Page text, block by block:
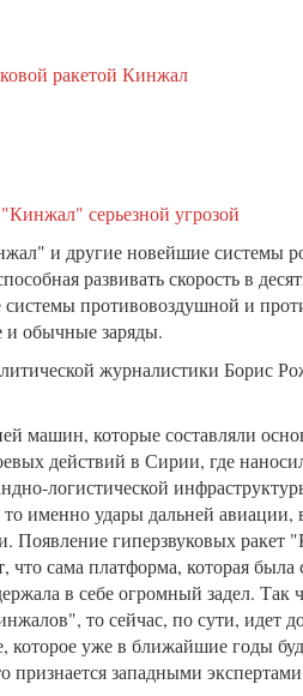
серьезной угрозой
и другие новейшие системы
развивать скорость в
противовоздушной и
и обычные заряды.
журналистики Борис
машин, которые составляли
действий в Сирии, где
логистической
то именно удары дальней
Появление гиперзвуковых
сама платформа, которая была
в себе огромный задел. Так
то сейчас, по сути, идет
уже в ближайшие годы
западными